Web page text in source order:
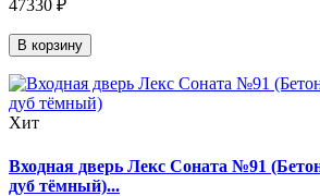
47330 ₽
В корзину
Хит
Входная дверь Лекс Соната №91
дуб тёмный)...